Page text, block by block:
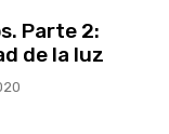
Parte 2:
de la luz